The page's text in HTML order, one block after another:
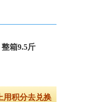
箱9.5斤
用积分去兑换